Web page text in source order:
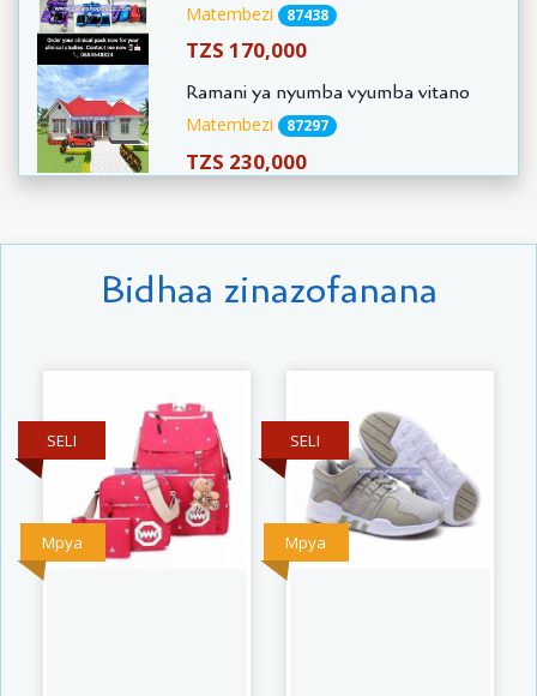
Matembezi 87438
TZS 170,000
Ramani ya nyumba vyumba vitano
Matembezi 87297
TZS 230,000
Bidhaa zinazofanana
Mpya
SELI
Mpya
SELI